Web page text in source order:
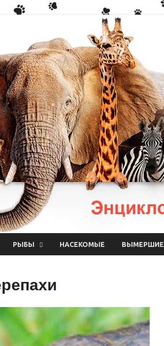
РЫБЫ НАСЕКОМЫЕ ВЫМЕРШИЕ